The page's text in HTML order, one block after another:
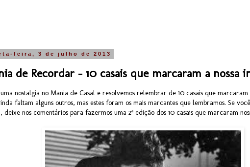
feira, 3 de julho de 2013
de Recordar - 10 casais que marcaram a nossa
nostalgia no Mania de Casal e resolvemos relembrar de 10 casais que marcaram
faltam alguns outros, mas estes foram os mais marcantes que lembramos. Se
deixe nos comentários para fazermos uma 2ª edição dos 10 casais que marcaram